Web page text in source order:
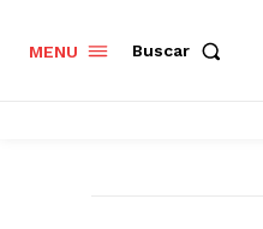
MENU Buscar